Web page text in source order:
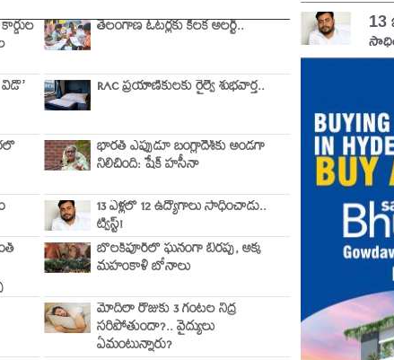
తెలంగాణ ఓటర్లకు కీలక అలర్ట్..
RAC ప్రయాణికులకు రైల్వే శుభవార్త..
భారత్ ఎప్పుడూ బంగ్లాదేశ్‌కు అండగా
నిలిచింది: షేక్ హసీనా
13 ఏళ్లలో 12 ఉద్యోగాలు సాధించాడు..
ట్విస్ట్!
బోలక్‌పూర్‌లో ఘనంగా బీరప్ప, అక్క
మహంకాళి బోనాలు
మోదీలా రోజుకు 3 గంటల నిద్ర
సరిపోతుందా?.. వైద్యులు
ఏమంటున్నారు?
13